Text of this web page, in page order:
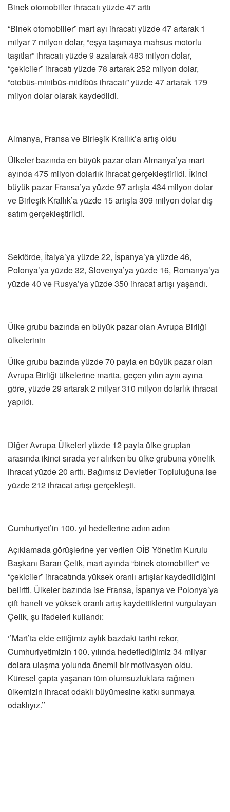
Binek otomobiller ihracatı yüzde 47 arttı
“Binek otomobiller” mart ayı ihracatı yüzde 47 artarak 1
milyar 7 milyon dolar, “eşya taşımaya mahsus motorlu
taşıtlar” ihracatı yüzde 9 azalarak 483 milyon dolar,
“çekiciler” ihracatı yüzde 78 artarak 252 milyon dolar,
“otobüs-minibüs-midibüs ihracatı” yüzde 47 artarak 179
milyon dolar olarak kaydedildi.
Almanya, Fransa ve Birleşik Krallık’a artış oldu
Ülkeler bazında en büyük pazar olan Almanya’ya mart
ayında 475 milyon dolarlık ihracat gerçekleştirildi. İkinci
büyük pazar Fransa’ya yüzde 97 artışla 434 milyon dolar
ve Birleşik Krallık’a yüzde 15 artışla 309 milyon dolar dış
satım gerçekleştirildi.
Sektörde, İtalya’ya yüzde 22, İspanya’ya yüzde 46,
Polonya’ya yüzde 32, Slovenya’ya yüzde 16, Romanya’ya
yüzde 40 ve Rusya’ya yüzde 350 ihracat artışı yaşandı.
Ülke grubu bazında en büyük pazar olan Avrupa Birliği
ülkelerinin
Ülke grubu bazında yüzde 70 payla en büyük pazar olan
Avrupa Birliği ülkelerine martta, geçen yılın aynı ayına
göre, yüzde 29 artarak 2 milyar 310 milyon dolarlık ihracat
yapıldı.
Diğer Avrupa Ülkeleri yüzde 12 payla ülke grupları
arasında ikinci sırada yer alırken bu ülke grubuna yönelik
ihracat yüzde 20 arttı. Bağımsız Devletler Topluluğuna ise
yüzde 212 ihracat artışı gerçekleşti.
Cumhuriyet’in 100. yıl hedeflerine adım adım
Açıklamada görüşlerine yer verilen OİB Yönetim Kurulu
Başkanı Baran Çelik, mart ayında “binek otomobiller” ve
“çekiciler” ihracatında yüksek oranlı artışlar kaydedildiğini
belirtti. Ülkeler bazında ise Fransa, İspanya ve Polonya’ya
çift haneli ve yüksek oranlı artış kaydettiklerini vurgulayan
Çelik, şu ifadeleri kullandı:
‘’Mart’ta elde ettiğimiz aylık bazdaki tarihi rekor,
Cumhuriyetimizin 100. yılında hedeflediğimiz 34 milyar
dolara ulaşma yolunda önemli bir motivasyon oldu.
Küresel çapta yaşanan tüm olumsuzluklara rağmen
ülkemizin ihracat odaklı büyümesine katkı sunmaya
odaklıyız.’’